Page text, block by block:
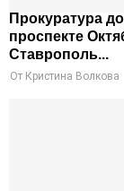
Прокуратура
проспекте
Ставрополь...
От Кристина Волкова